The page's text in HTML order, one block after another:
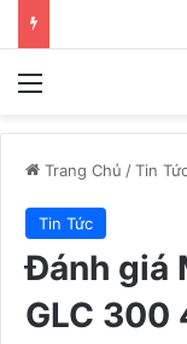
Menu
Trang Chủ /Tin
Tin Tức
Đánh giá
GLC 300